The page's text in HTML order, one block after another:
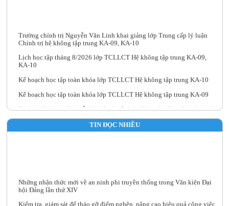
Chính trị hệ không tập trung KA-09, KA-10
Lịch học tập tháng 8/2026 lớp TCLLCT Hệ không tập trung KA-09,
KA-10
Kế hoạch học tập toàn khóa lớp TCLLCT Hệ không tập trung KA-09
Trường Chính trị Nguyễn Văn Linh tổ chức Hội nghị Chuyên môn quý
III năm 2026
TIN ĐỌC NHIỀU
hội Đảng lần thứ XIV
Kiểm tra, giám sát để tháo gỡ điểm nghẽn, nâng cao hiệu quả công việc